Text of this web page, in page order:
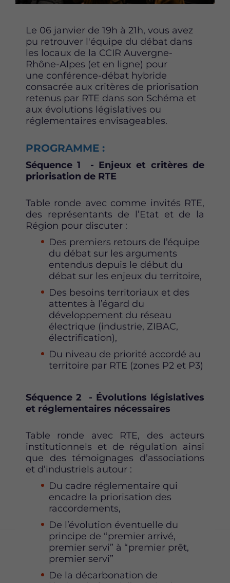
Content
Le 06 janvier de 19h à 21h, vous avez
pu retrouver l'équipe du débat dans
les locaux de la CCIR Auvergne-
Rhône-Alpes (et en ligne) pour
une conférence-débat hybride
consacrée aux critères de priorisation
retenus par RTE dans son Schéma et
aux évolutions législatives ou
réglementaires envisageables.
PROGRAMME :
Séquence 1 - Enjeux et critères de
priorisation de RTE
Table ronde avec comme invités RTE,
des représentants de l’Etat et de la
Région pour discuter :
Des premiers retours de l’équipe
du débat sur les arguments
entendus depuis le début du
débat sur les enjeux du territoire,
Des besoins territoriaux et des
attentes à l’égard du
développement du réseau
électrique (industrie, ZIBAC,
électrification),
Du niveau de priorité accordé au
territoire par RTE (zones P2 et P3)
Séquence 2 - Évolutions législatives
et réglementaires nécessaires
Table ronde avec RTE, des acteurs
institutionnels et de régulation ainsi
que des témoignages d’associations
et d’industriels autour :
Du cadre réglementaire qui
encadre la priorisation des
raccordements,
De l’évolution éventuelle du
principe de “premier arrivé,
premier servi” à “premier prêt,
premier servi”
De la décarbonation de